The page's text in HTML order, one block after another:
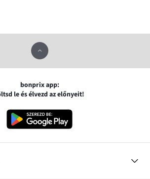
bonprix app:
le és élvezd az előnyeit!